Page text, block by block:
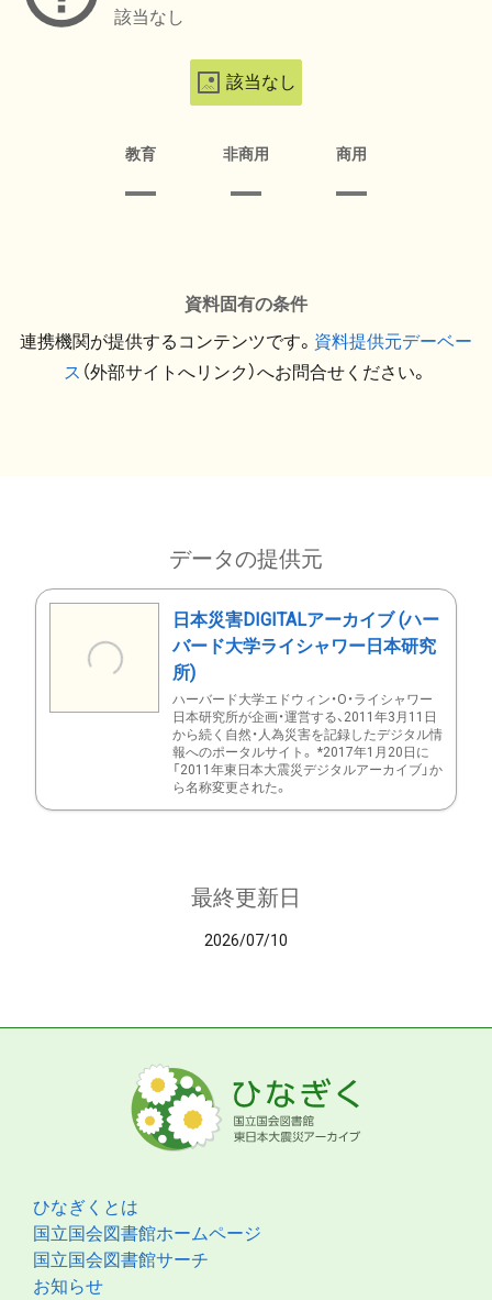
該当なし
該当なし
教育 非商用 商用
資料固有の条件
連携機関が提供するコンテンツです。 資料提供元デーベー
ス （外部サイトへリンク）へお問合せください。
データの提供元
日本災害DIGITALアーカイブ (ハー
バード大学ライシャワー日本研究
所)
ハーバード大学エドウィン・O・ライシャワー
日本研究所が企画・運営する、2011年3月11日
から続く自然・人為災害を記録したデジタル情
報へのポータルサイト。 *2017年1月20日に
「2011年東日本大震災デジタルアーカイブ」か
ら名称変更された。
最終更新日
2026/07/10
ひなぎくとは
国立国会図書館ホームページ
国立国会図書館サーチ
お知らせ